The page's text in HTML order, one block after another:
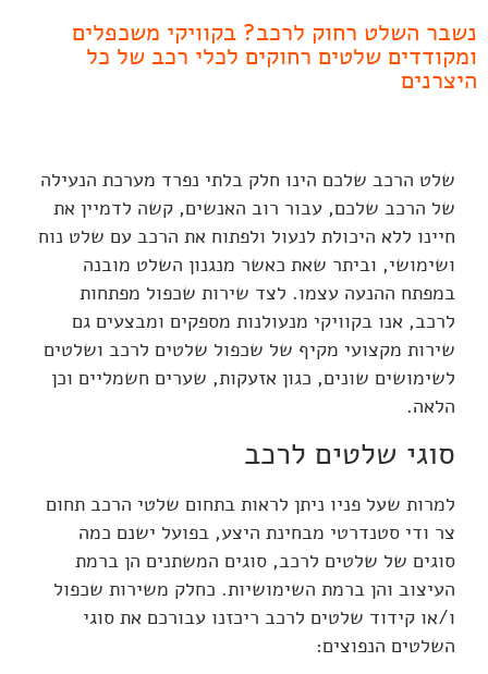
נשבר השלט רחוק לרכב? בקוויקי משכפלים
ומקודדים שלטים רחוקים לכלי רכב של כל
היצרנים
שלט הרכב שלכם הינו חלק בלתי נפרד מערכת הנעילה
של הרכב שלכם, עבור רוב האנשים, קשה לדמיין את
חיינו ללא היכולת לנעול ולפתוח את הרכב עם שלט נוח
ושימושי, וביתר שאת כאשר מנגנון השלט מובנה
במפתח ההנעה עצמו. לצד שירות שכפול מפתחות
לרכב, אנו בקוויקי מנעולנות מספקים ומבצעים גם
שירות מקצועי מקיף של שכפול שלטים לרכב ושלטים
לשימושים שונים, כגון אזעקות, שערים חשמליים וכן
הלאה.
סוגי שלטים לרכב
למרות שעל פניו ניתן לראות בתחום שלטי הרכב תחום
צר ודי סטנדרטי מבחינת היצע, בפועל ישנם כמה
סוגים של שלטים לרכב, סוגים המשתנים הן ברמת
העיצוב והן ברמת השימושיות. כחלק משירות שכפול
ו/או קידוד שלטים לרכב ריכזנו עבורכם את סוגי
השלטים הנפוצים: